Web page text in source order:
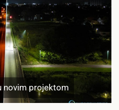
novim projektom